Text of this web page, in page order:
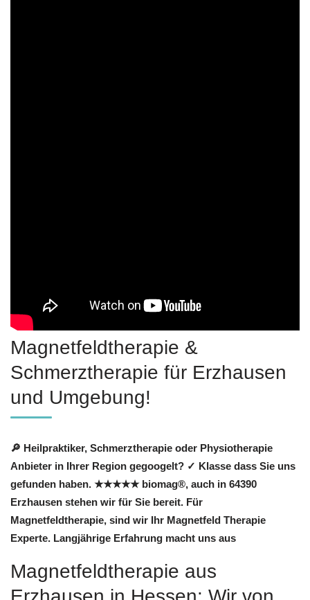
Magnetfeldtherapie &
Schmerztherapie für Erzhausen
und Umgebung!
🔎 Heilpraktiker, Schmerztherapie oder Physiotherapie
Anbieter in Ihrer Region gegoogelt? ✓ Klasse dass Sie uns
gefunden haben. ★★★★★ biomag®, auch in 64390
Erzhausen stehen wir für Sie bereit. Für
Magnetfeldtherapie, sind wir Ihr Magnetfeld Therapie
Experte. Langjährige Erfahrung macht uns aus
Magnetfeldtherapie aus